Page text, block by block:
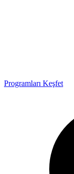
Programları Keşfet